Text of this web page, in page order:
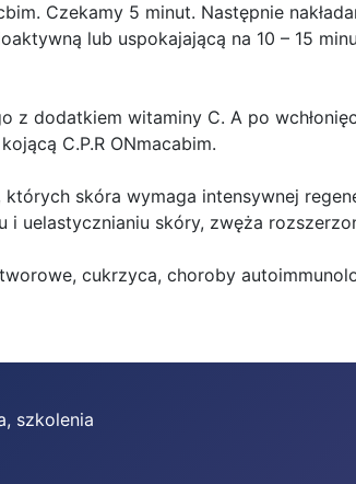
Czekamy 5 minut. Następnie
lub uspokajającą na 10 – 15
z dodatkiem witaminy C. A po
C.P.R ONmacabim.
skóra wymaga intensywnej
i uelastycznianiu skóry, zwęża
cukrzyca, choroby
szkolenia